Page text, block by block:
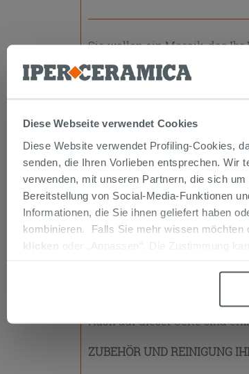
Diese Webseite verwendet Cookies
Diese Website verwendet Profiling-Cookies,
senden, die Ihren Vorlieben entsprechen. Wir
verwenden, mit unseren Partnern, die sich
Bereitstellung von Social-Media-Funktionen
Informationen, die Sie ihnen geliefert haben
kombinieren. Falls Sie mehr wissen möchten
klicken
oder „Anpassen“. Die Zustimmung
Sie wollen ein Mosaik, das
vorgestellt haben, und das
hochwertige Wahl nicht nur
es den kleinen Fliesen
Um Ihnen zu helfen, das
anKlebstoffe und Zubehör für
Produkten, die für die
unserer Website.
STUCK UND KLEBER:
Die Technik dermosaikist
Aus diesem Grund ist es
perfekte Haftung auf den
Füllung zwischen den
unseren Vorstellungen
In diesem Bereich der
Auch auf dieser Seite sind
ZUBEHÖR UND REINIGUNG